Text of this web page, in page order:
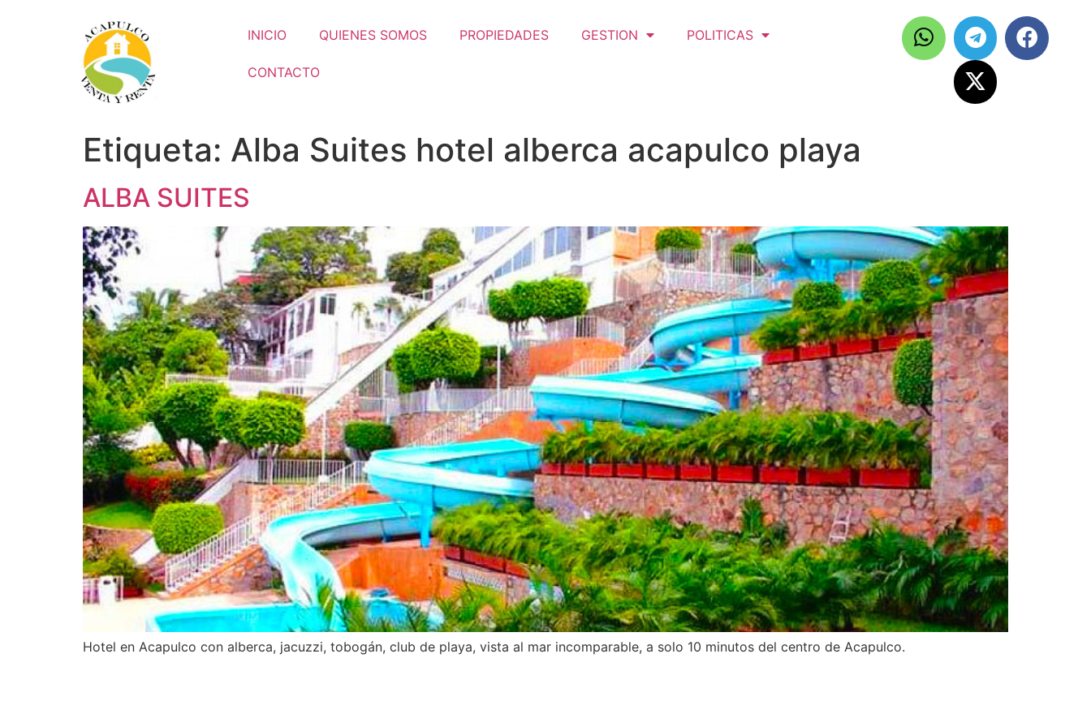
INICIO QUIENES SOMOS PROPIEDADES GESTION POLITICAS
CONTACTO
Etiqueta: Alba Suites hotel alberca acapulco playa
ALBA SUITES
Hotel en Acapulco con alberca, jacuzzi, tobogán, club de playa, vista al mar incomparable, a solo 10 minutos del centro de Acapulco.